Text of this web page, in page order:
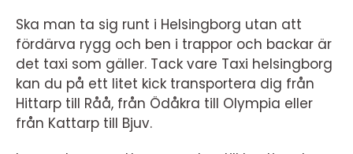
Ska man ta sig runt i Helsingborg utan att
fördärva rygg och ben i trappor och backar är
det taxi som gäller. Tack vare Taxi helsingborg
kan du på ett litet kick transportera dig från
Hittarp till Råå, från Ödåkra till Olympia eller
från Kattarp till Bjuv.